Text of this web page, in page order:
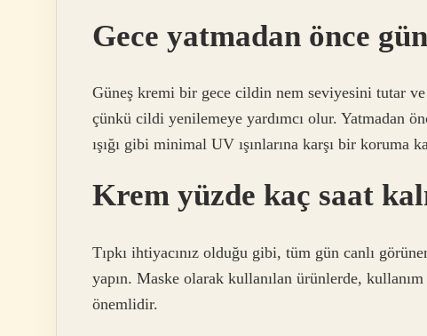
Gece yatmadan önce
Güneş kremi bir gece cildin nem seviyesini tutar
çünkü cildi yenilemeye yardımcı olur. Yatmadan
ışığı gibi minimal UV ışınlarına karşı bir koruma
Krem yüzde kaç saat
Tıpkı ihtiyacınız olduğu gibi, tüm gün canlı
yapın. Maske olarak kullanılan ürünlerde,
önemlidir.